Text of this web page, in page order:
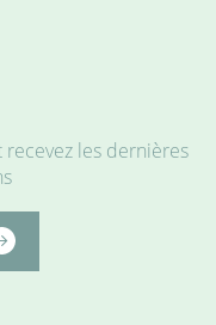
les dernières